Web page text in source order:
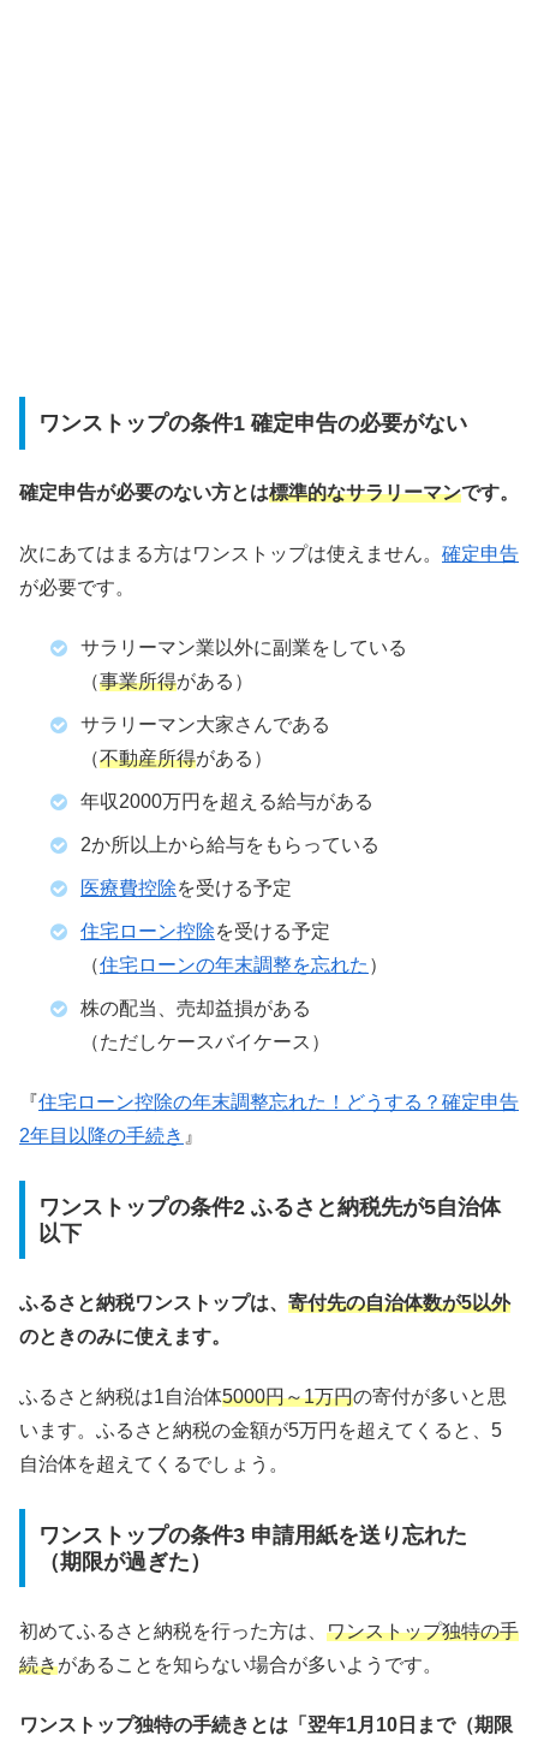
ワンストップの条件1 確定申告の必要がない
確定申告が必要のない方とは標準的なサラリーマンです。
次にあてはまる方はワンストップは使えません。 確定申告
が必要です。
サラリーマン業以外に副業をしている
（事業所得がある）
サラリーマン大家さんである
（不動産所得がある）
年収2000万円を超える給与がある
2か所以上から給与をもらっている
医療費控除を受ける予定
住宅ローン控除を受ける予定
（住宅ローンの年末調整を忘れた ）
株の配当、売却益損がある
（ただしケースバイケース）
『住宅ローン控除の年末調整忘れた！どうする？確定申告
2年目以降の手続き 』
ワンストップの条件2 ふるさと納税先が5自治体
以下
ふるさと納税ワンストップは、 寄付先の自治体数が5以外
のときのみに使えます。
ふるさと納税は1自治体5000円～1万円の寄付が多いと思
います。ふるさと納税の金額が5万円を超えてくると、5
自治体を超えてくるでしょう。
ワンストップの条件3 申請用紙を送り忘れた
（期限が過ぎた）
初めてふるさと納税を行った方は、 ワンストップ独特の手
続きがあることを知らない場合が多いようです。
ワンストップ独特の手続きとは「翌年1月10日まで（期限